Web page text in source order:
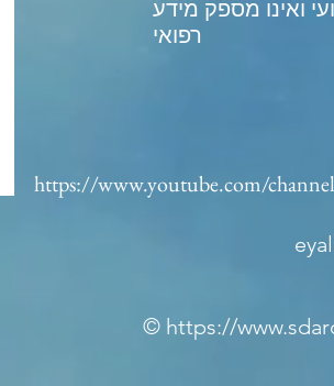
ואינו מספק מידע
רפואי
https://www.youtube.com/
© https://